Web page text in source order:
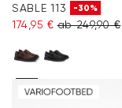
SABLE 113 -30%
174,95 € ab 249,90 €